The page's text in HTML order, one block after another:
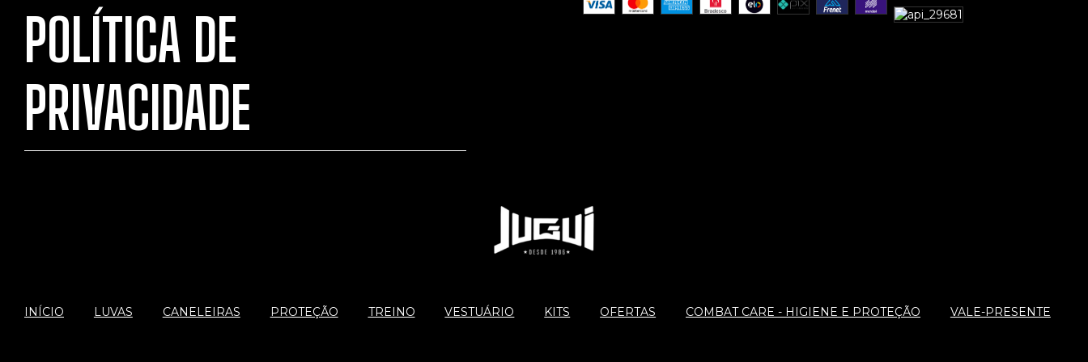
POLÍTICA DE
PRIVACIDADE
INÍCIO LUVAS CANELEIRAS PROTEÇÃO TREINO VESTUÁRIO KITS OFERTAS COMBAT CARE - HIGIENE E PROTEÇÃO VALE-PRESENTE